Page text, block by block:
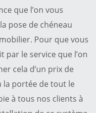
que l’on vous
pose de chéneau
Pour que vous
par le service que l’on
cela d’un prix de
la portée de tout le
à tous nos clients à